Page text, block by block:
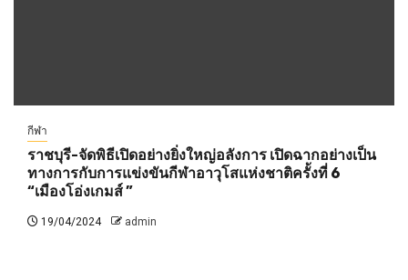
กีฬา
ราชบุรี-จัดพิธีเปิดอย่างยิ่งใหญ่อลังการ เปิดฉากอย่างเป็น
ทางการกับการแข่งขันกีฬาอาวุโสแห่งชาติครั้งที่ 6
“เมืองโอ่งเกมส์ ”
19/04/2024 admin